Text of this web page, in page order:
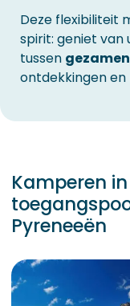
Deze flexibiliteit
spirit: geniet van
tussen
ontdekkingen
Kamperen
Pyreneeën